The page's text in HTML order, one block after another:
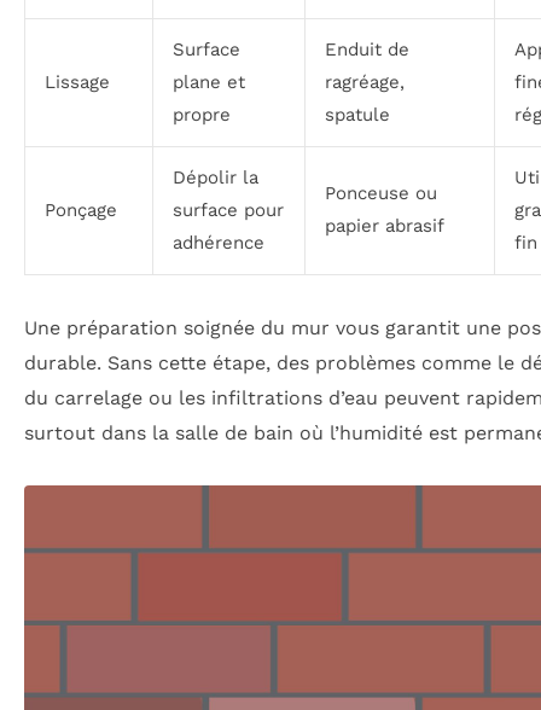
Lissage
Surface
plane et
propre
Enduit de
ragréage,
spatule
Ponçage
Dépolir la
surface pour
adhérence
Ponceuse ou
papier abrasif
fin
Une préparation soignée du mur vous garantit une
durable. Sans cette étape, des problèmes comme le
du carrelage ou les infiltrations d’eau peuvent
surtout dans la salle de bain où l’humidité est